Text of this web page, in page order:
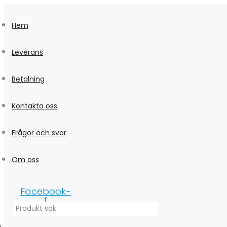
toHem
Leverans
Betalning
Kontakta oss
Frågor och svar
Om oss
Facebook-
f